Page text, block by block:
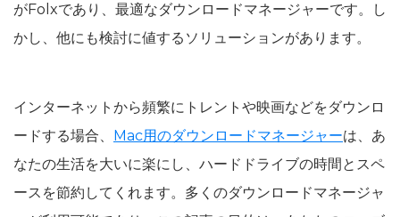
がFolxであり、最適なダウンロードマネージャーです。し
かし、他にも検討に値するソリューションがあります。
インターネットから頻繁にトレントや映画などをダウンロ
ードする場合、 Mac用のダウンロードマネージャーは、あ
なたの生活を大いに楽にし、ハードドライブの時間とスペ
ースを節約してくれます。多くのダウンロードマネージャ